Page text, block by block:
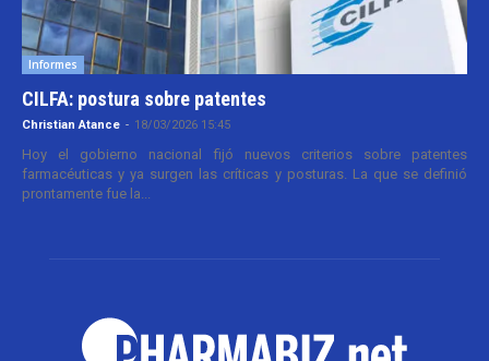
Informes
CILFA: postura sobre patentes
Christian Atance - 18/03/2026 15:45
Hoy el gobierno nacional fijó nuevos criterios sobre patentes
farmacéuticas y ya surgen las críticas y posturas. La que se definió
prontamente fue la...